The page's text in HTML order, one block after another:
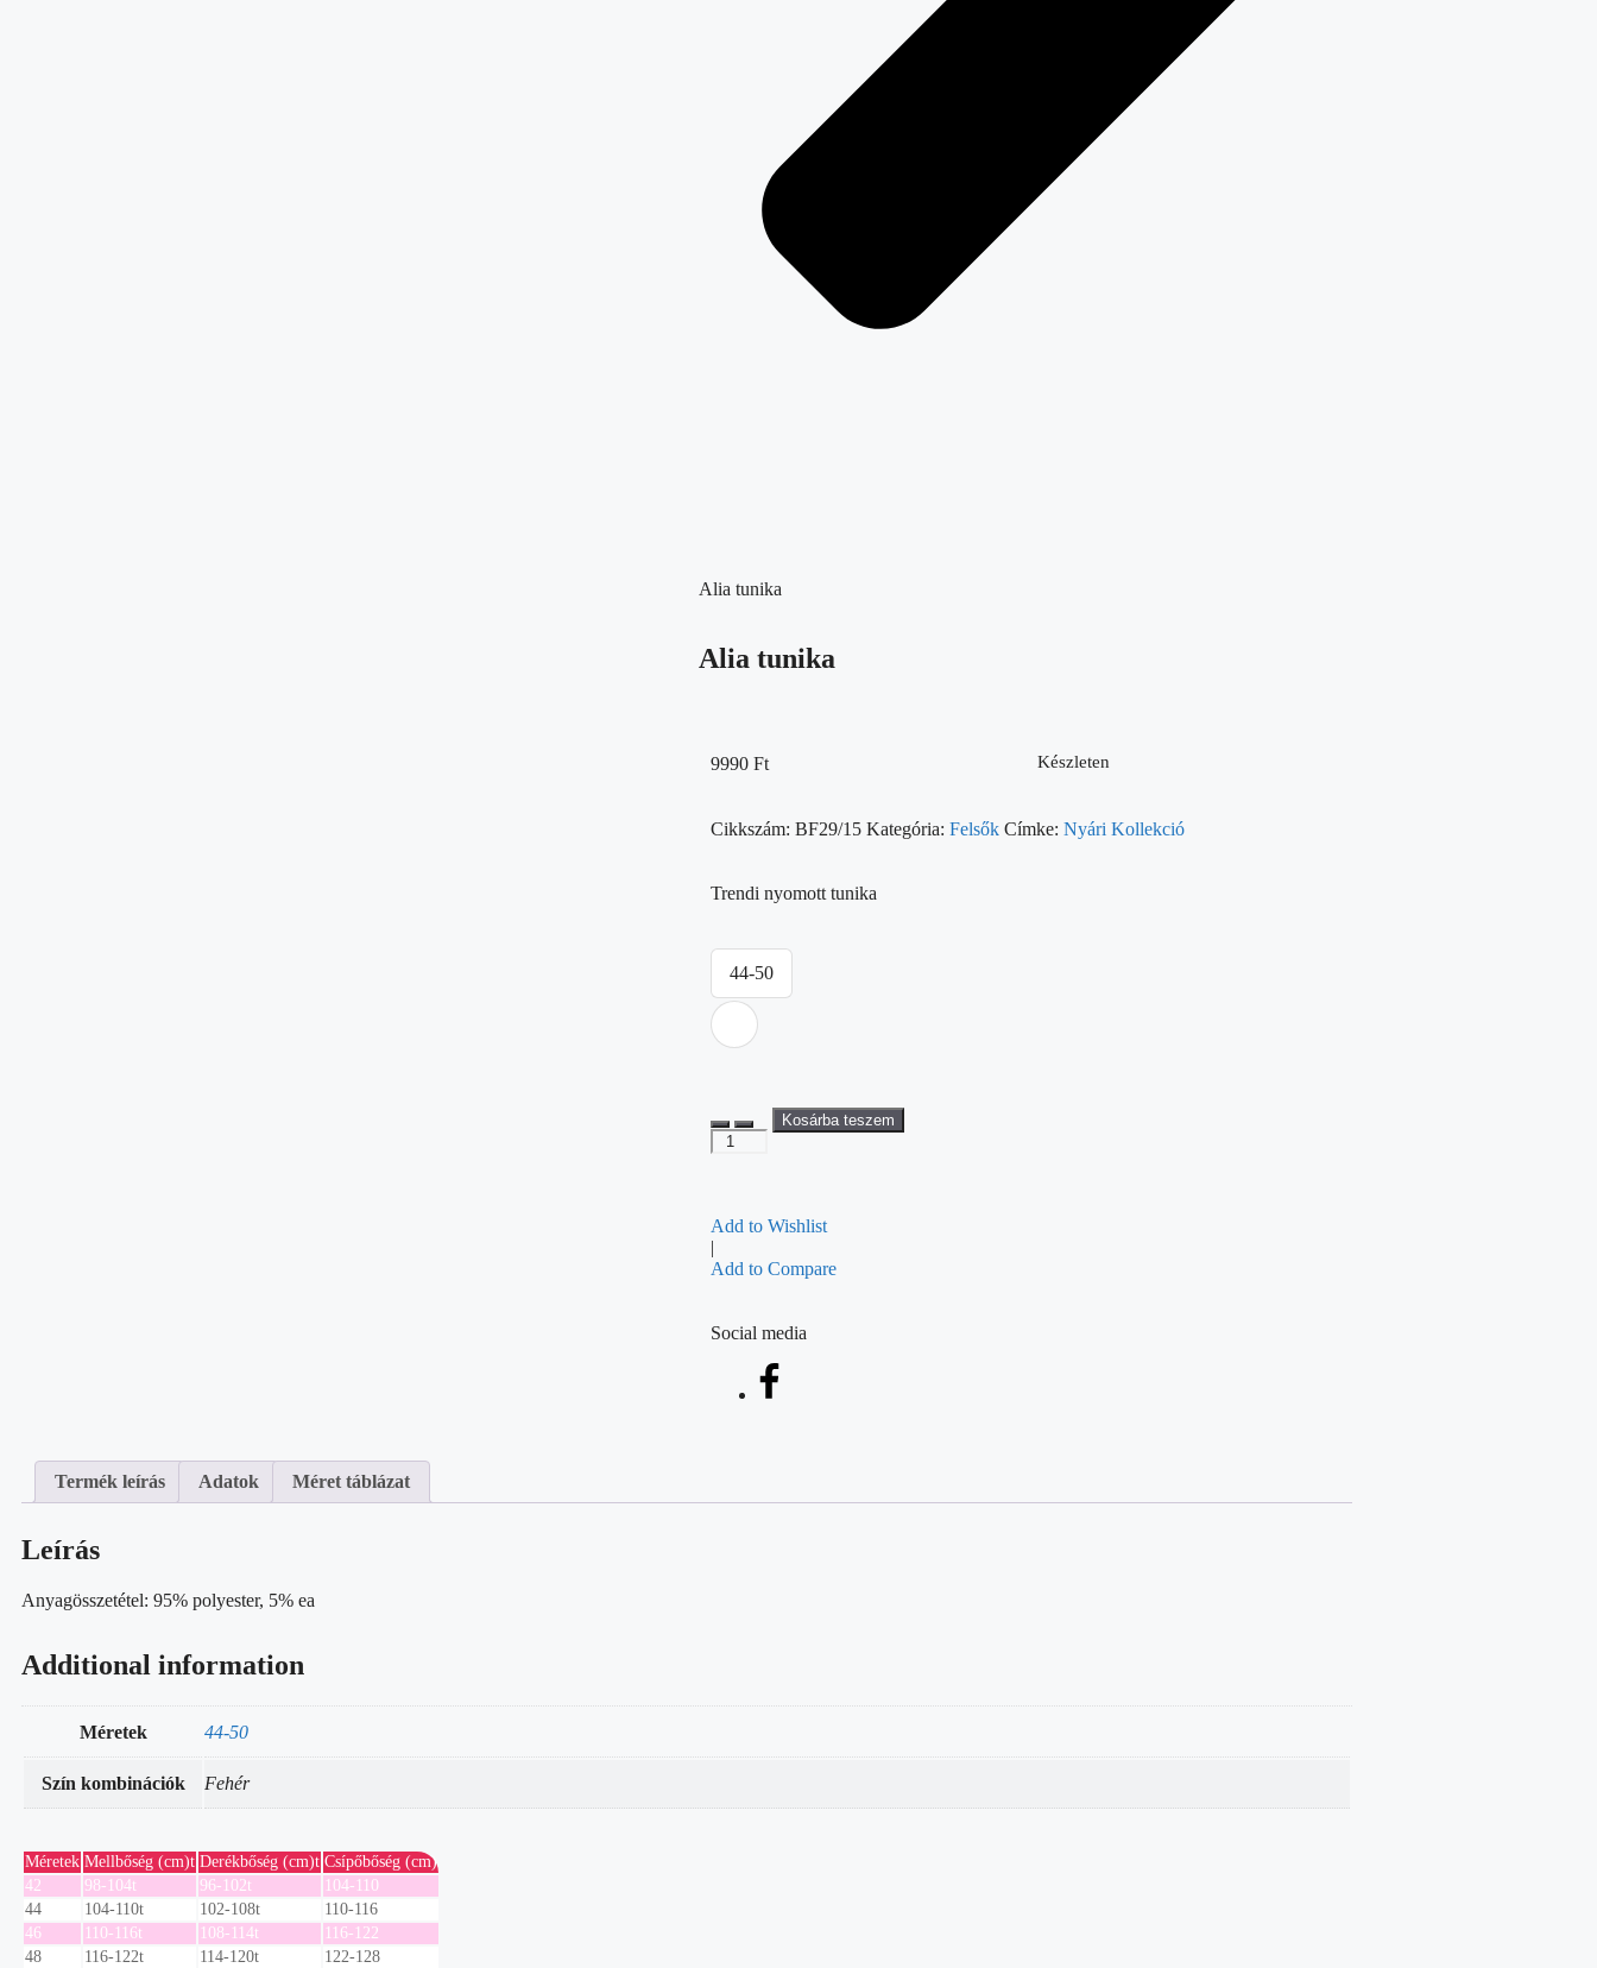
Alia tunika
Alia tunika
9990 Ft Készleten
Cikkszám: BF29/15 Kategória: Felsők Címke: Nyári Kollekció
Trendi nyomott tunika
44-50
Kosárba teszem
Add to Wishlist
|
Add to Compare
Social media
Termék leírás Adatok Méret táblázat
Leírás
Anyagösszetétel: 95% polyester, 5% ea
Additional information
Méretek 44-50
Szín kombinációk Fehér
Méretek Mellbőség (cm)t Derékbőség (cm)t Csípőbőség (cm)
42
98-104t 96-102t
104-110
44
104-110t 102-108t
110-116
46
110-116t 108-114t
116-122
48
116-122t 114-120t 122-128